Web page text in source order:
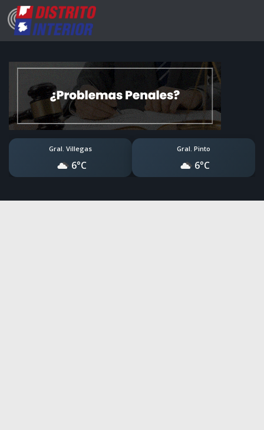
Gral. Villegas
6°C
Gral. Pinto
6°C